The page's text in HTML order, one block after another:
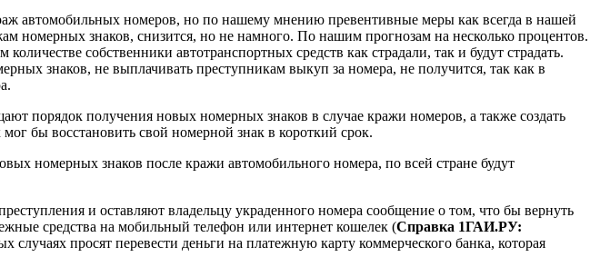
автомобильных номеров, но по нашему мнению превентивные меры как всегда в нашей
номерных знаков, снизится, но не намного. По нашим прогнозам на несколько процентов.
собственники автотранспортных средств как страдали, так и будут страдать.
знаков, не выплачивать преступникам выкуп за номера, не получится, так как в
порядок получения новых номерных знаков в случае кражи номеров, а также создать
бы восстановить свой номерной знак в короткий срок.
номерных знаков после кражи автомобильного номера, по всей стране будут
и оставляют владельцу украденного номера сообщение о том, что бы вернуть
средства на мобильный телефон или интернет кошелек (Справка 1ГАИ.РУ:
случаях просят перевести деньги на платежную карту коммерческого банка, которая